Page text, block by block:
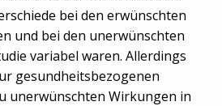
bei den erwünschten
und bei den unerwünschten
variabel waren. Allerdings
gesundheitsbezogenen
unerwünschten Wirkungen in